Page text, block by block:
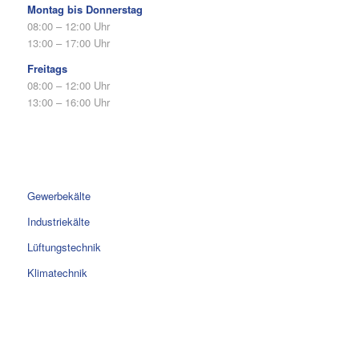
Montag bis Donnerstag
08:00 – 12:00 Uhr
13:00 – 17:00 Uhr
Freitags
08:00 – 12:00 Uhr
13:00 – 16:00 Uhr
Gewerbekälte
Industriekälte
Lüftungstechnik
Klimatechnik